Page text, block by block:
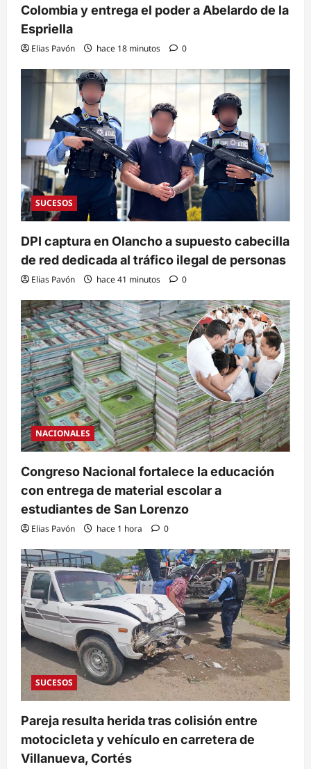
Colombia y entrega el poder a Abelardo de la
Espriella
Elias Pavón hace 18 minutos 0
SUCESOS
DPI captura en Olancho a supuesto cabecilla
de red dedicada al tráfico ilegal de personas
Elias Pavón hace 41 minutos 0
NACIONALES
Congreso Nacional fortalece la educación
con entrega de material escolar a
estudiantes de San Lorenzo
Elias Pavón hace 1 hora 0
SUCESOS
Pareja resulta herida tras colisión entre
motocicleta y vehículo en carretera de
Villanueva, Cortés